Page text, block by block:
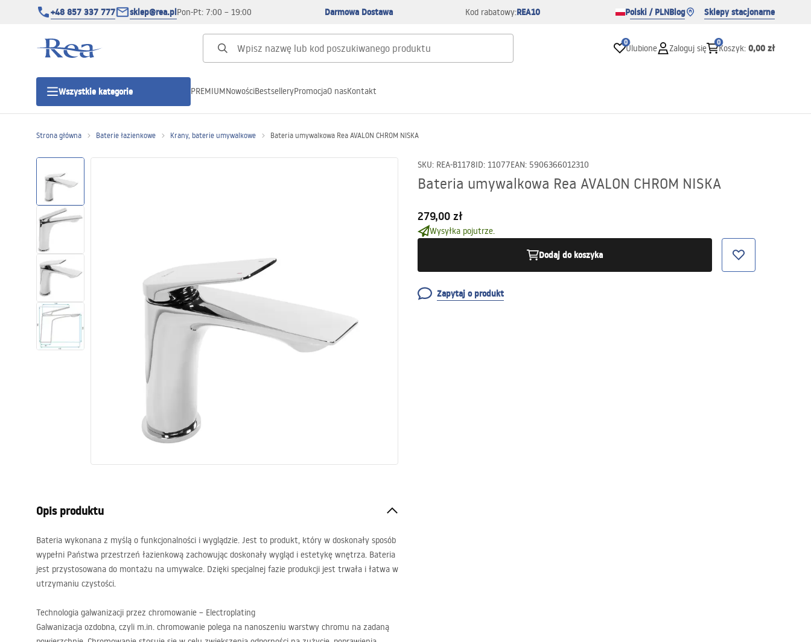
+48 857 337 777 sklep@rea.plPon-Pt: 7:00 – 19:00 Darmowa Dostawa Kod rabatowy:REA10 Polski / PLNBlog Sklepy stacjonarne
0
Ulubione Zaloguj się
0
Koszyk: 0,00 zł
Wszystkie kategorie
Kategorie produktowe
Kabiny prysznicowe
Toalety, ubikacje
Umywalki
Akcesoria i meble łazienkowe
PREMIUMNowościBestselleryPromocjaO nasKontakt
Strona główna Baterie łazienkowe Krany, baterie umywalkowe Bateria umywalkowa Rea AVALON CHROM NISKA
SKU: REA-B1178ID: 11077EAN: 5906366012310
Bateria umywalkowa Rea AVALON CHROM NISKA
279,00 zł
Wysyłka pojutrze.
Dodaj do koszyka
Zapytaj o produkt
Opis produktu
Bateria wykonana z myślą o funkcjonalności i wyglądzie. Jest to produkt, który w doskonały sposób
wypełni Państwa przestrzeń łazienkową zachowując doskonały wygląd i estetykę wnętrza. Bateria
jest przystosowana do montażu na umywalce. Dzięki specjalnej fazie produkcji jest trwała i łatwa w
utrzymaniu czystości.
Technologia galwanizacji przez chromowanie – Electroplating
Galwanizacja ozdobna, czyli m.in. chromowanie polega na nanoszeniu warstwy chromu na zadaną